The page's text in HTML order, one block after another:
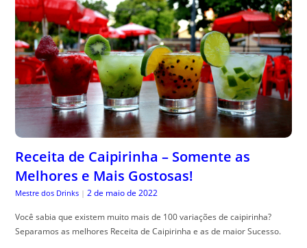
Receita de Caipirinha – Somente as
Melhores e Mais Gostosas!
Mestre dos Drinks | 2 de maio de 2022
Você sabia que existem muito mais de 100 variações de caipirinha?
Separamos as melhores Receita de Caipirinha e as de maior Sucesso.